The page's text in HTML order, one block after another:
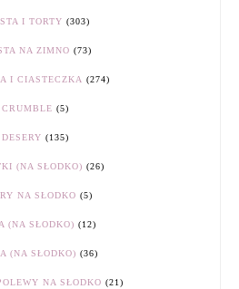
I TORTY (303)
NA ZIMNO (73)
I CIASTECZKA (274)
CRUMBLE (5)
DESERY (135)
(NA SŁODKO) (26)
NA SŁODKO (5)
(NA SŁODKO) (12)
(NA SŁODKO) (36)
NA SŁODKO (21)